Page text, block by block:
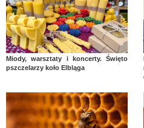
Miody, warsztaty i koncerty. Święto
pszczelarzy koło Elbląga